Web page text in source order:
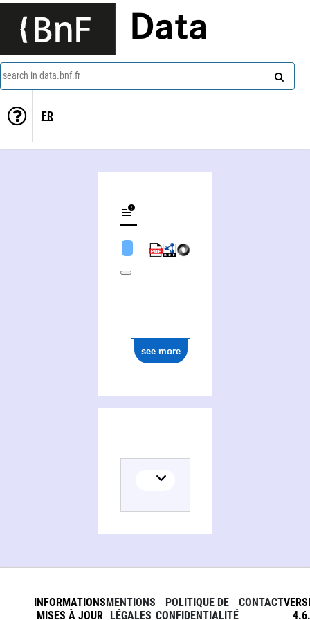
Data
search in data.bnf.fr
FR
see more
INFORMATIONS
MISES À JOUR
MENTIONS
LÉGALES
POLITIQUE DE
CONFIDENTIALITÉ
CONTACT